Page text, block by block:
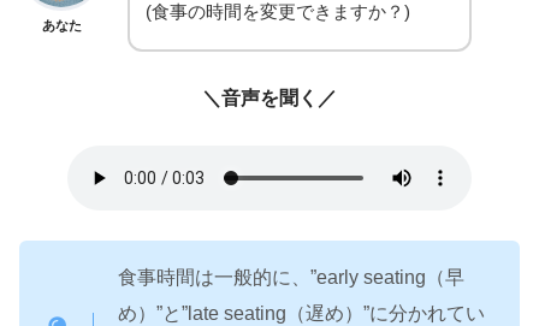
あなた
(食事の時間を変更できますか？)
＼音声を聞く／
食事時間は一般的に、”early seating（早
め）”と”late seating（遅め）”に分かれてい